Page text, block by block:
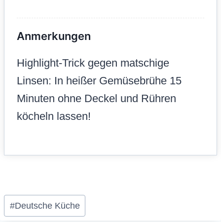
Anmerkungen
Highlight-Trick gegen matschige
Linsen: In heißer Gemüsebrühe 15
Minuten ohne Deckel und Rühren
köcheln lassen!
Schlagworte:
#Deutsche Küche